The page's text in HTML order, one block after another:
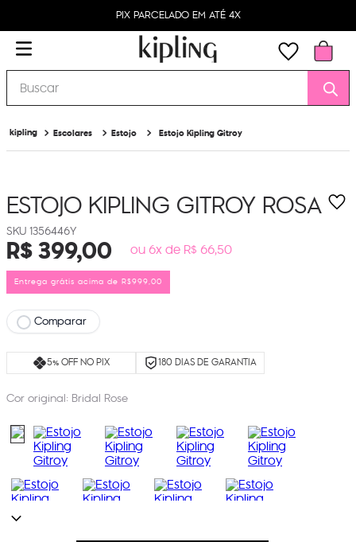
PIX PARCELADO EM ATÉ 4X
Buscar
Escolares Estojo Estojo Kipling Gitroy
ESTOJO KIPLING GITROYROSA
1356446Y
R$399,00 ou 6x de R$ 66,50
Entrega grátis acima de R$999,00
Comparar
5% OFF NO PIX 180 DIAS DE GARANTIA
Cor original: Bridal Rose